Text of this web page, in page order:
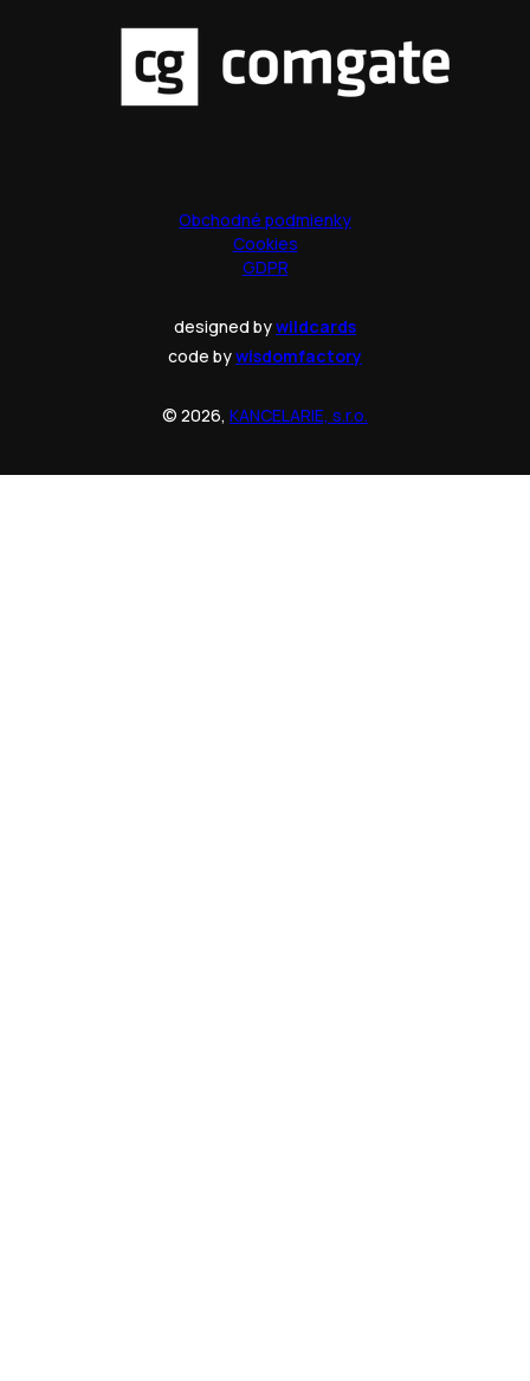
Obchodné podmienky
Cookies
GDPR
designed bywildcards
code bywisdomfactory
© 2026, KANCELARIE, s.r.o.